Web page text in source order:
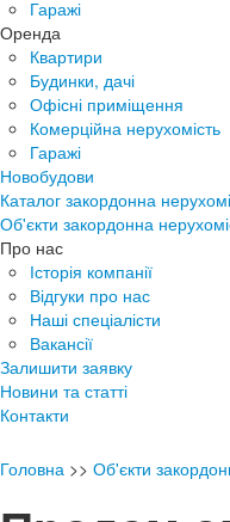
Гаражі
Оренда
Квартири
Будинки, дачі
Офісні приміщення
Комерційна нерухомість
Гаражі
Новобудови
Каталог закордонна
Об'єкти закордонна
Про нас
Історія компанії
Відгуки про нас
Наші спеціалісти
Вакансії
Залишити заявку
Новини та статті
Контакти
Головна >> Об'єкти